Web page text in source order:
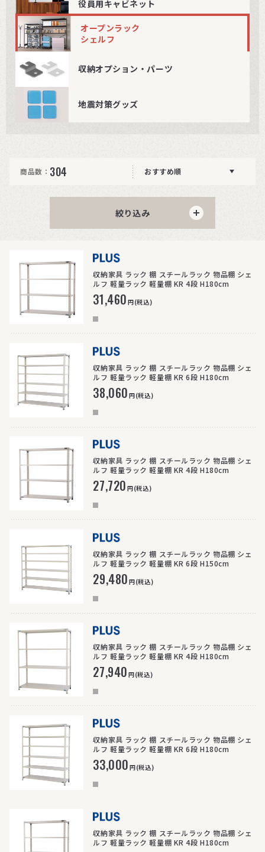
役員用キャビネット
オープンラック
シェルフ
収納オプション・パーツ
地震対策グッズ
商品数： 304 おすすめ順
絞り込み
>
収納家具 ラック 棚 スチールラック 物品棚 シェ
ルフ 軽量ラック 軽量棚 KR 4段 H180cm
31,460円(税込)
>
収納家具 ラック 棚 スチールラック 物品棚 シェ
ルフ 軽量ラック 軽量棚 KR 6段 H180cm
38,060円(税込)
>
収納家具 ラック 棚 スチールラック 物品棚 シェ
ルフ 軽量ラック 軽量棚 KR 4段 H180cm
27,720円(税込)
>
収納家具 ラック 棚 スチールラック 物品棚 シェ
ルフ 軽量ラック 軽量棚 KR 6段 H150cm
29,480円(税込)
>
収納家具 ラック 棚 スチールラック 物品棚 シェ
ルフ 軽量ラック 軽量棚 KR 4段 H180cm
27,940円(税込)
>
収納家具 ラック 棚 スチールラック 物品棚 シェ
ルフ 軽量ラック 軽量棚 KR 6段 H180cm
33,000円(税込)
>
収納家具 ラック 棚 スチールラック 物品棚 シェ
ルフ 軽量ラック 軽量棚 KR 4段 H180cm